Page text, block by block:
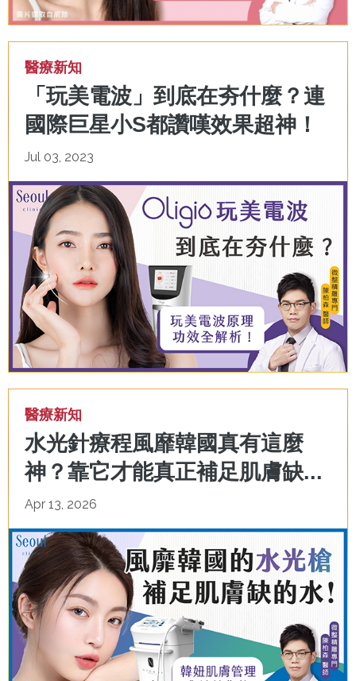
醫療新知
「玩美電波」到底在夯什麼？連
國際巨星小S都讚嘆效果超神！
Jul 03, 2023
醫療新知
水光針療程風靡韓國真有這麼
神？靠它才能真正補足肌膚缺...
Apr 13, 2026